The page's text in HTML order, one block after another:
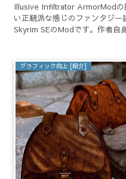
Illusive Infiltrator ArmorModの
い正統派な感じのファンタジ
Skyrim SEのModです。作者自
グラフィック向上 [紹介]